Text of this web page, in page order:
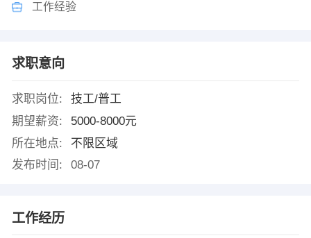
工作经验
求职意向
求职岗位:
技工/普工
期望薪资:
5000-8000元
所在地点:
不限区域
发布时间:
08-07
工作经历